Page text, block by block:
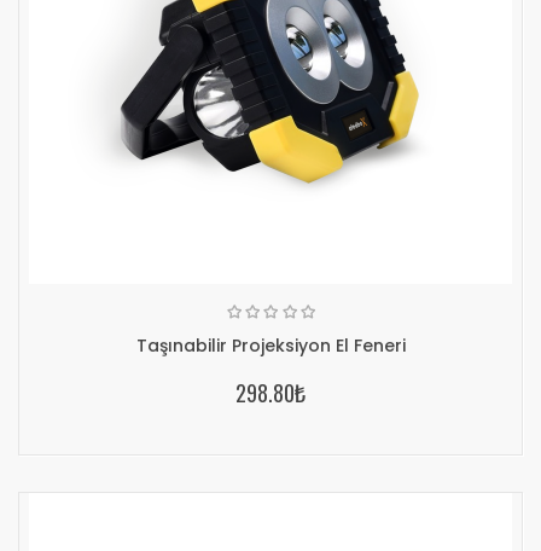
Taşınabilir Projeksiyon El Feneri
298.80₺